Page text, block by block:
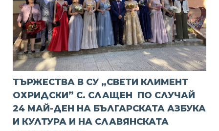
ТЪРЖЕСТВА В СУ „СВЕТИ КЛИМЕНТ
ОХРИДСКИ” С. СЛАЩЕН ПО СЛУЧАЙ
24 МАЙ-ДЕН НА БЪЛГАРСКАТА АЗБУКА
И КУЛТУРА И НА СЛАВЯНСКАТА